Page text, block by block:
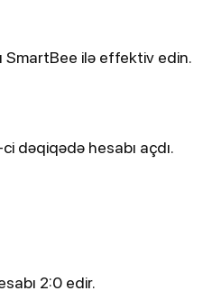
SmartBee ilə effektiv edin.
dəqiqədə hesabı açdı.
2:0 edir.